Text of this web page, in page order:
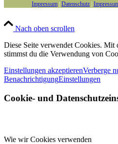
Impressum Datenschutz
Nach oben scrollen
Diese Seite verwendet Cookies. Mit
stimmst du die Verwendung von
Einstellungen akzeptierenVerberge
BenachrichtigungEinstellungen
Cookie- und
Wie wir Cookies verwenden